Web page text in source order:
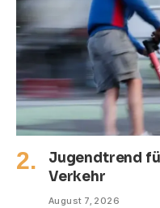
Jugendtrend
Verkehr
August 7, 2026